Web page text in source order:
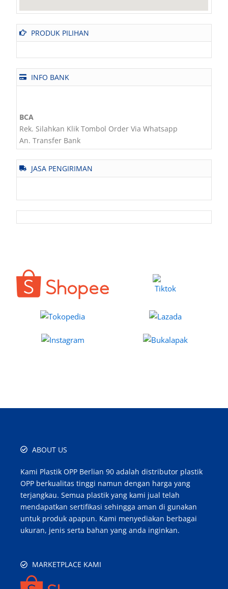
PRODUK PILIHAN
INFO BANK
BCA
Rek. Silahkan Klik Tombol Order Via Whatsapp
An. Transfer Bank
JASA PENGIRIMAN
ABOUT US
Kami Plastik OPP Berlian 90 adalah distributor plastik
OPP berkualitas tinggi namun dengan harga yang
terjangkau. Semua plastik yang kami jual telah
mendapatkan sertifikasi sehingga aman di gunakan
untuk produk apapun. Kami menyediakan berbagai
ukuran, jenis serta bahan yang anda inginkan.
MARKETPLACE KAMI